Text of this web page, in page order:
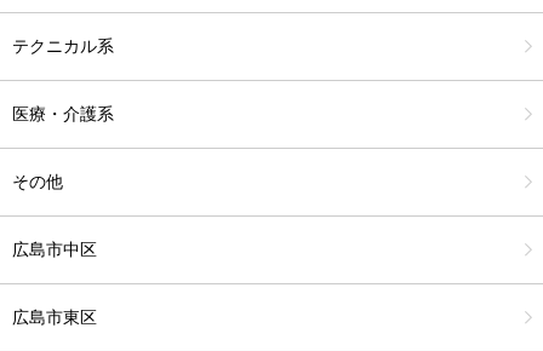
テクニカル系
医療・介護系
その他
広島市中区
広島市東区